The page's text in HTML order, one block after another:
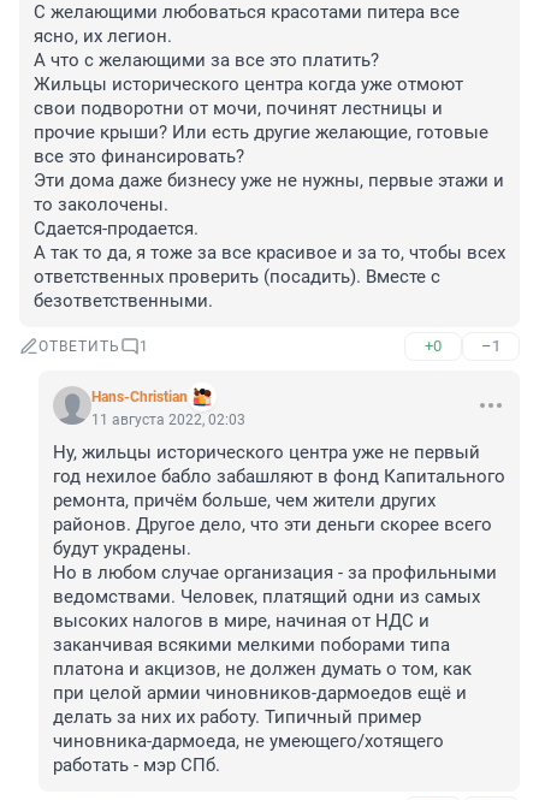
С желающими любоваться красотами питера все
ясно, их легион.
А что с желающими за все это платить?
Жильцы исторического центра когда уже отмоют
свои подворотни от мочи, починят лестницы и
прочие крыши? Или есть другие желающие, готовые
все это финансировать?
Эти дома даже бизнесу уже не нужны, первые этажи и
то заколочены.
Сдается-продается.
А так то да, я тоже за все красивое и за то, чтобы всех
ответственных проверить (посадить). Вместе с
безответственными.
ОТВЕТИТЬ 1 +0 –1
Hans-Christian
11 августа 2022, 02:03
Ну, жильцы исторического центра уже не первый
год нехилое бабло забашляют в фонд Капитального
ремонта, причём больше, чем жители других
районов. Другое дело, что эти деньги скорее всего
будут украдены.
Но в любом случае организация - за профильными
ведомствами. Человек, платящий одни из самых
высоких налогов в мире, начиная от НДС и
заканчивая всякими мелкими поборами типа
платона и акцизов, не должен думать о том, как
при целой армии чиновников-дармоедов ещё и
делать за них их работу. Типичный пример
чиновника-дармоеда, не умеющего/хотящего
работать - мэр СПб.